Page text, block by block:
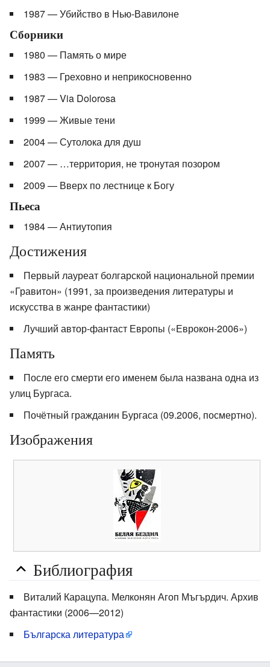
1987 — Убийство в Нью-Вавилоне
Сборники
1980 — Память о мире
1983 — Греховно и неприкосновенно
1987 — Via Dolorosa
1999 — Живые тени
2004 — Сутолока для душ
2007 — …территория, не тронутая позором
2009 — Вверх по лестнице к Богу
Пьеса
1984 — Антиутопия
Достижения
Первый лауреат болгарской национальной премии
«Гравитон» (1991, за произведения литературы и
искусства в жанре фантастики)
Лучший автор-фантаст Европы («Еврокон-2006»)
Память
После его смерти его именем была названа одна из
улиц Бургаса.
Почётный гражданин Бургаса (09.2006, посмертно).
Изображения
Библиография
Виталий Карацупа. Мелконян Агоп Мъгърдич. Архив
фантастики (2006—2012)
Българска литература